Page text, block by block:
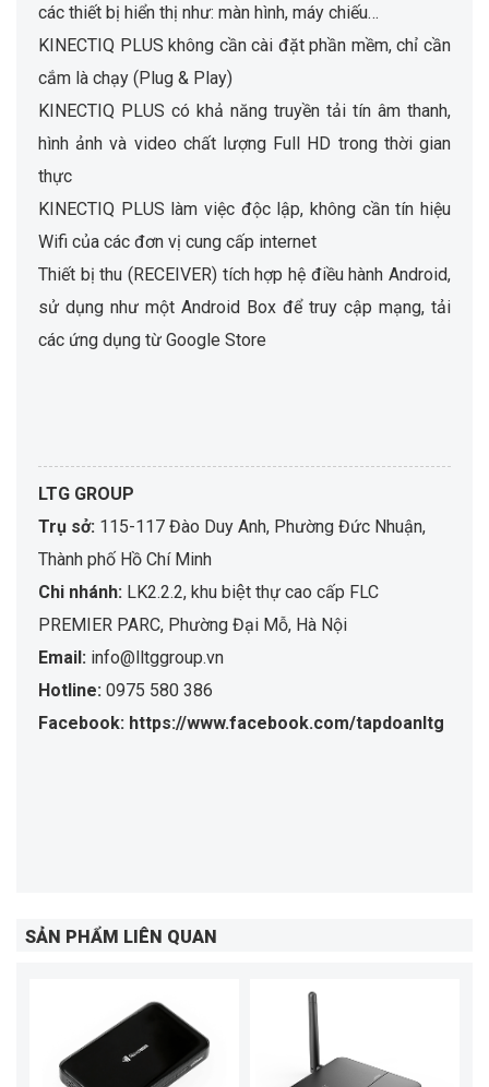
các thiết bị hiển thị như: màn hình, máy chiếu…
KINECTIQ PLUS không cần cài đặt phần mềm, chỉ cần
cắm là chạy (Plug & Play)
KINECTIQ PLUS có khả năng truyền tải tín âm thanh,
hình ảnh và video chất lượng Full HD trong thời gian
thực
KINECTIQ PLUS làm việc độc lập, không cần tín hiệu
Wifi của các đơn vị cung cấp internet
Thiết bị thu (RECEIVER) tích hợp hệ điều hành Android,
sử dụng như một Android Box để truy cập mạng, tải
các ứng dụng từ Google Store
LTG GROUP
Trụ sở: 115-117 Đào Duy Anh, Phường Đức Nhuận,
Thành phố Hồ Chí Minh
Chi nhánh: LK2.2.2, khu biệt thự cao cấp FLC
PREMIER PARC, Phường Đại Mỗ, Hà Nội
Email: info@lltggroup.vn
Hotline: 0975 580 386
Facebook: https://www.facebook.com/tapdoanltg
SẢN PHẨM LIÊN QUAN